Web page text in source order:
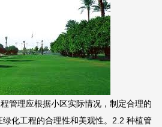
管理应根据小区实际情况，制定合理的
化工程的合理性和美观性。2.2 种植管